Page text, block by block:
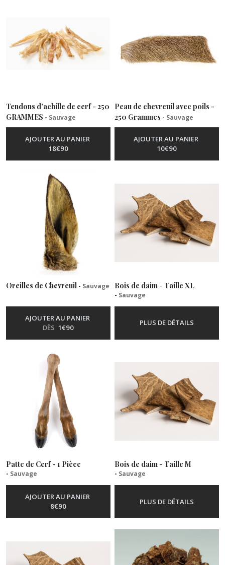
Tendons d'achille de cerf - 250
GRAMMES - Sauvage
AJOUTER AU PANIER
18€90
Peau de chevreuil avec poils -
250 Grammes - Sauvage
AJOUTER AU PANIER
10€90
Oreilles de Chevreuil - Sauvage
AJOUTER AU PANIER
DÈS 1€90
Bois de daim - Taille XL
- Sauvage
PLUS DE DÉTAILS
Patte de Cerf - 1 Pièce
- Sauvage
AJOUTER AU PANIER
8€90
Bois de daim - Taille M
- Sauvage
PLUS DE DÉTAILS
(5)
Lapin
Poisson
(26)
Porc
Végétarien
(34)
Compléments
Récompenses
résultats